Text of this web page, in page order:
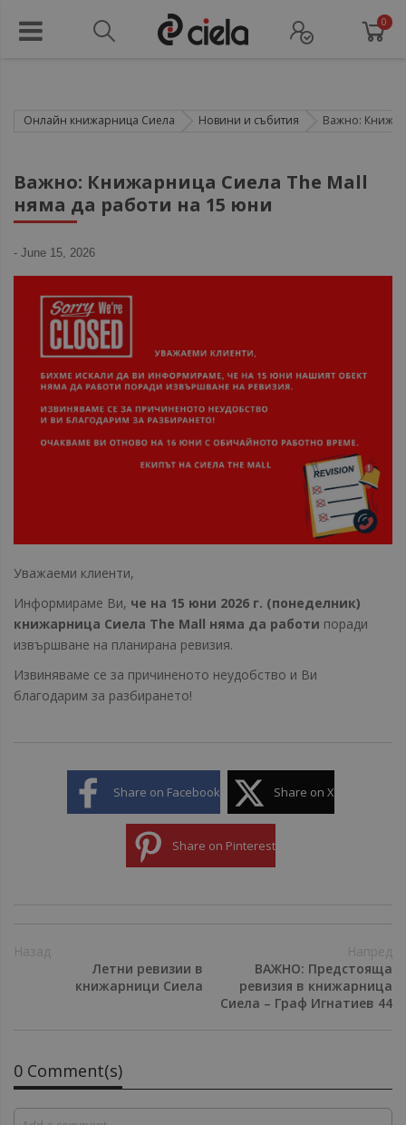
0
Онлайн книжарница Сиела Новини и събития Важно:
Важно: Книжарница Сиела The Mall
няма да работи на 15 юни
- June 15, 2026
Уважаеми клиенти,
Информираме Ви, че на 15 юни 2026 г. (понеделник)
книжарница Сиела The Mall няма да работи поради
извършване на планирана ревизия.
Извиняваме се за причиненото неудобство и Ви
благодарим за разбирането!
Share on Facebook Share on X
Share on Pinterest
Назад
Летни ревизии в
книжарници Сиела
Напред
ВАЖНО: Предстояща
ревизия в книжарница
Сиела – Граф Игнатиев 44
0 Comment(s)